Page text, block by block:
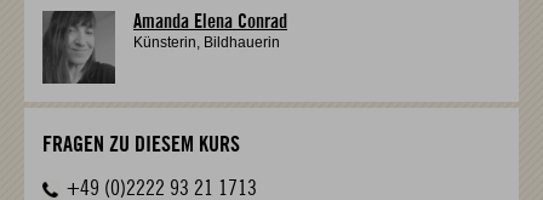
Amanda Elena Conrad
Künsterin, Bildhauerin
FRAGEN ZU DIESEM KURS
+49 (0)2222 93 21 1713